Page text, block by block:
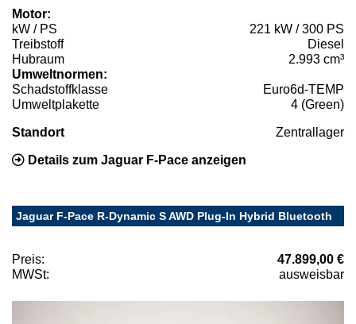
Motor:
kW / PS
221 kW / 300 PS
Treibstoff
Diesel
Hubraum
2.993 cm³
Umweltnormen:
Schadstoffklasse
Euro6d-TEMP
Umweltplakette
4 (Green)
Standort Zentrallager
Details zum Jaguar F-Pace anzeigen
Jaguar F-Pace R-Dynamic S AWD Plug-In Hybrid Bluetooth
Preis:
47.899,00 €
MWSt:
ausweisbar